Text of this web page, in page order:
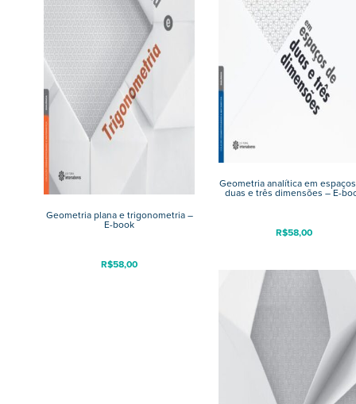
Geometria plana e trigonometria –
E-book
R$58,00
Geometria analítica em
duas e três dimensões – E-
R$58,00